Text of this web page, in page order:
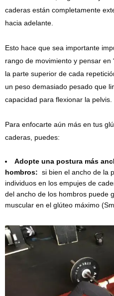
caderas están completamente
hacia adelante.
Esto hace que sea importante
rango de movimiento y pensar en
la parte superior de cada
un peso demasiado pesado que
capacidad para flexionar la pelvis.
Para enfocarte aún más en tus
caderas, puedes:
Adopte una postura más
hombros: si bien el ancho de la
individuos en los empujes de
del ancho de los hombros puede
muscular en el glúteo máximo